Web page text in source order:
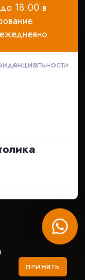
ПРИНЯТЬ
18:00 в